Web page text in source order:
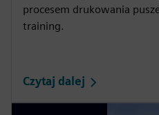
procesem drukowania
training.
Czytaj dalej